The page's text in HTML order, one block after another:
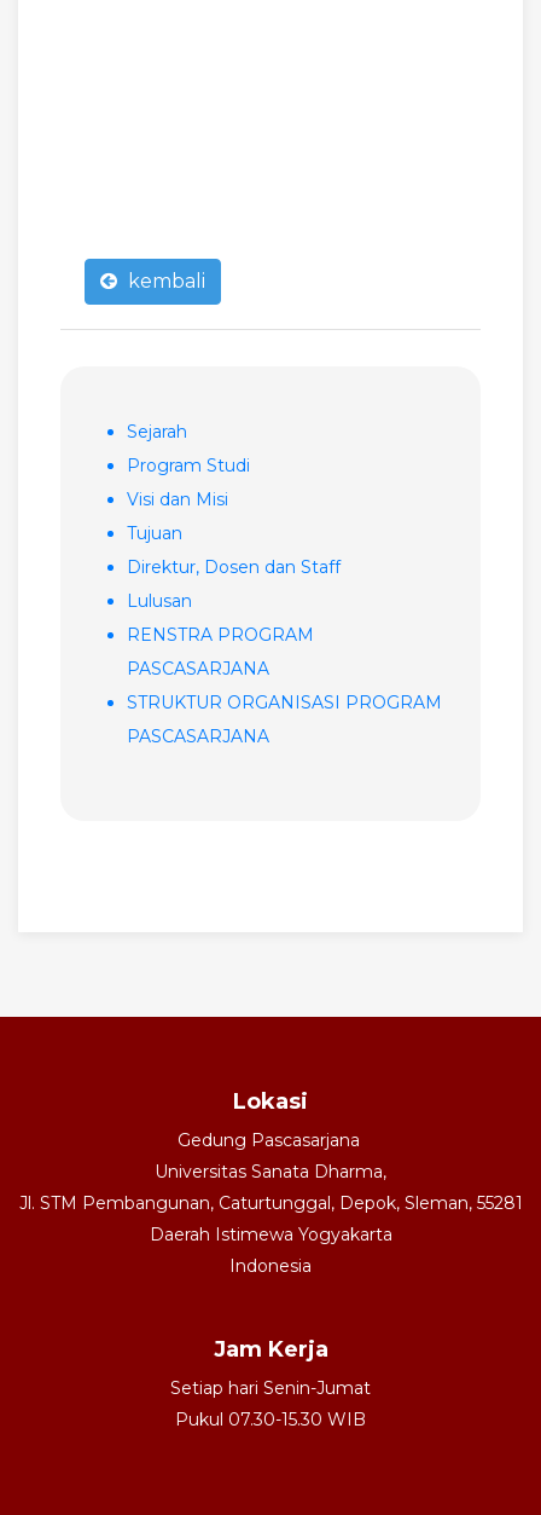
kembali
Sejarah
Program Studi
Visi dan Misi
Tujuan
Direktur, Dosen dan Staff
Lulusan
RENSTRA PROGRAM
PASCASARJANA
STRUKTUR ORGANISASI PROGRAM
PASCASARJANA
Lokasi
Gedung Pascasarjana
Universitas Sanata Dharma,
Jl. STM Pembangunan, Caturtunggal, Depok, Sleman, 55281
Daerah Istimewa Yogyakarta
Indonesia
Jam Kerja
Setiap hari Senin-Jumat
Pukul 07.30-15.30 WIB